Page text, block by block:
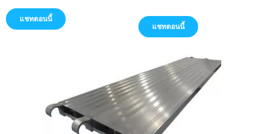
แชทตอนนี้
แชทตอนนี้